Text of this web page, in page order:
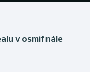
v osmifinále